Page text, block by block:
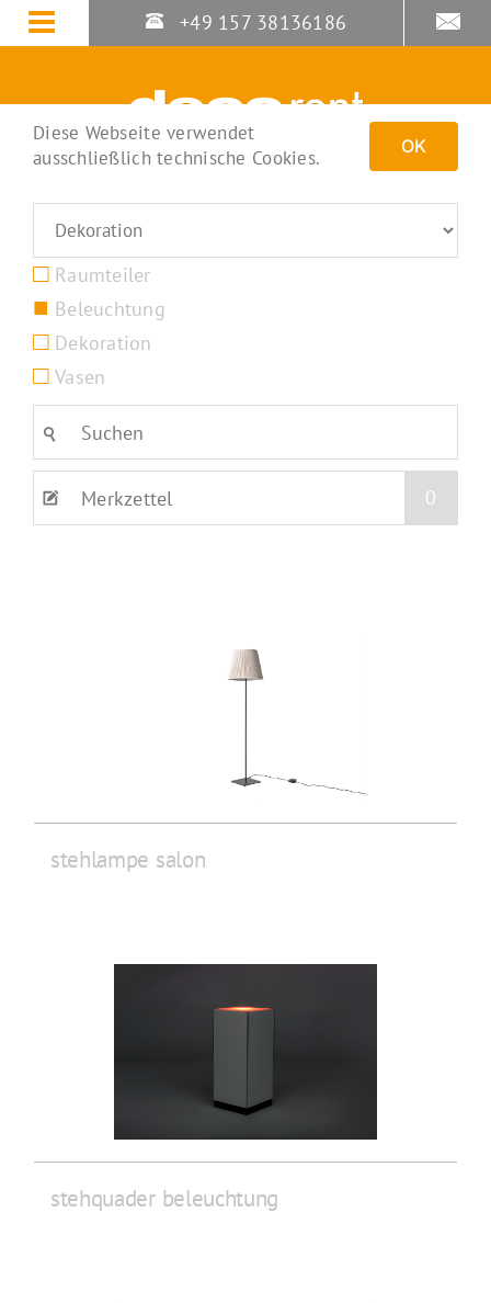
Zum
Inhalt
+49 157 38136186
Raumteiler
Beleuchtung
Dekoration
Vasen
Merkzettel 0
stehlampe salon
stehquader beleuchtung
Diese Webseite verwendet
ausschließlich technische Cookies.
OK